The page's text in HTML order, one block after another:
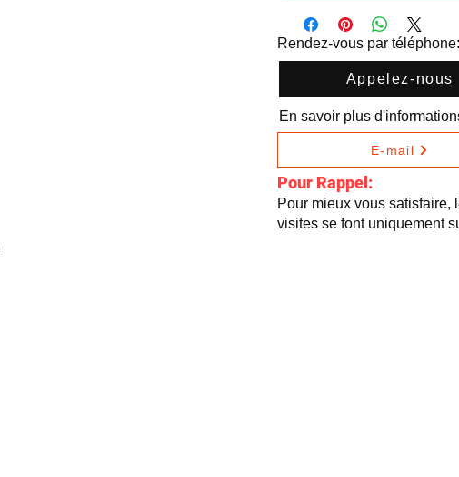
Rendez-vous par téléphone:
Appelez-nous
En savoir plus
E-mail
Pour Rappel:
Pour mieux vous satisfaire,
visites se font uniquement